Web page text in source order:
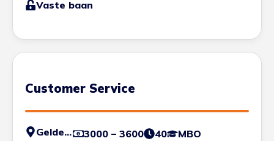
Vaste baan
Customer Service
Geldermalsen 3000 – 3600 40
MBO